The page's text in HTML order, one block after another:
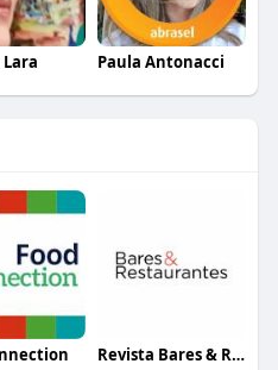
Paula Antonacci
Revista Bares & Restaurantes